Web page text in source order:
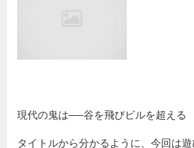
現代の鬼は──谷を飛びビルを超える
タイトルから分かるように、今回は遊